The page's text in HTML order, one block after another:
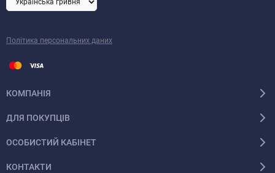
Політика персональних даних
КОМПАНІЯ
ДЛЯ ПОКУПЦІВ
ОСОБИСТИЙ КАБІНЕТ
КОНТАКТИ